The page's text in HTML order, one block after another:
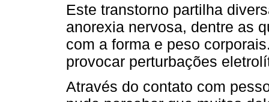
Este transtorno partilha
anorexia nervosa, dentre as
com a forma e peso
provocar perturbações
Através do contato com